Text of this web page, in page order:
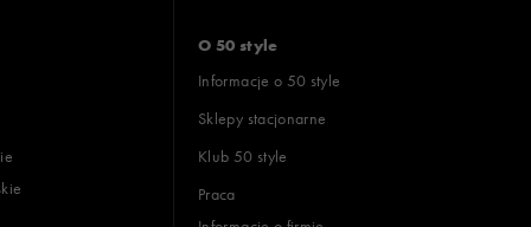
O 50 style
Informacje o 50 style
Sklepy stacjonarne
Klub 50 style
Praca